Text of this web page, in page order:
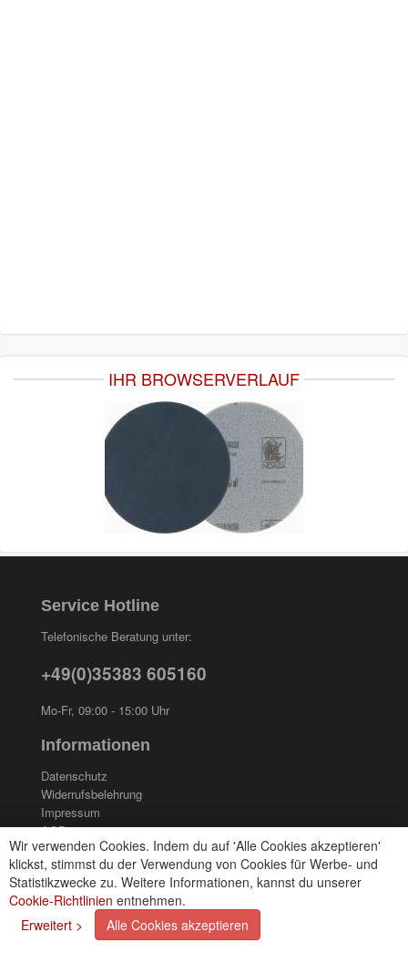
IHR BROWSERVERLAUF
Wir verwenden Cookies. Indem du auf 'Alle Cookies akzeptieren'
klickst, stimmst du der Verwendung von Cookies für Werbe- und
Statistikzwecke zu. Weitere Informationen, kannst du unserer
Cookie-Richtlinien entnehmen.
Erweitert >
Alle Cookies akzeptieren
Service Hotline
Telefonische Beratung unter:
+49(0)35383 605160
Mo-Fr, 09:00 - 15:00 Uhr
Informationen
Datenschutz
Widerrufsbelehrung
Impressum
AGB
Kontakt
Cookies einstellungen
Zahlungsarten